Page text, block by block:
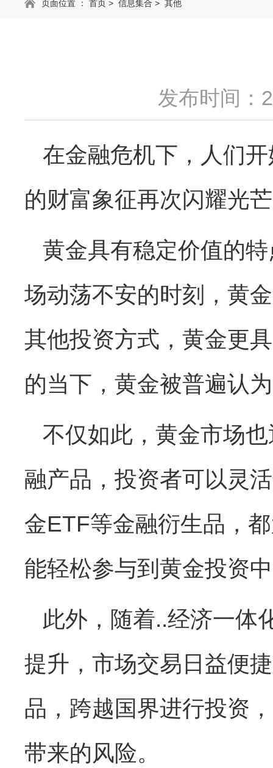
页面位置 ： 首页 > 信息集合 > 其他
发布时间：
在金融危机下，人们
的财富象征再次闪耀光
黄金具有稳定价值的
场动荡不安的时刻，黄
其他投资方式，黄金更
的当下，黄金被普遍认
不仅如此，黄金市场
融产品，投资者可以灵
金ETF等金融衍生品，
能轻松参与到黄金投资
此外，随着..经济一体
提升，市场交易日益便
品，跨越国界进行投资
带来的风险。